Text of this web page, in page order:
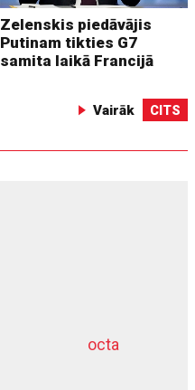
Zelenskis piedāvājis
Putinam tikties G7
samita laikā Francijā
Vairāk CITS
octa
dziļurbums